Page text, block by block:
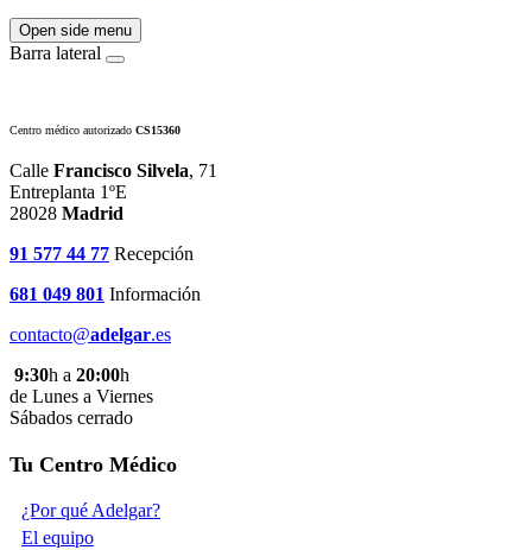
Open side menu
Barra lateral
Centro médico autorizado CS15360
Calle Francisco Silvela, 71
Entreplanta 1ºE
28028 Madrid
91 577 44 77 Recepción
681 049 801 Información
contacto@adelgar.es
9:30h a 20:00h
de Lunes a Viernes
Sábados cerrado
Tu Centro Médico
¿Por qué Adelgar?
El equipo